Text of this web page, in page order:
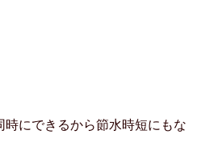
にできるから節水時短にもな